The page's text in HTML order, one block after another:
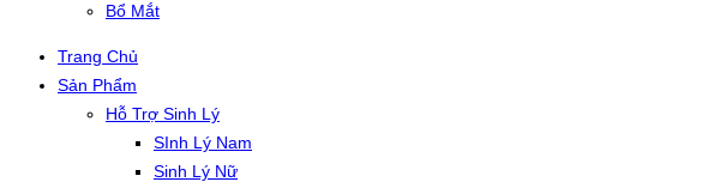
Bổ Mắt
Trang Chủ
Sản Phẩm
Hỗ Trợ Sinh Lý
SInh Lý Nam
Sinh Lý Nữ